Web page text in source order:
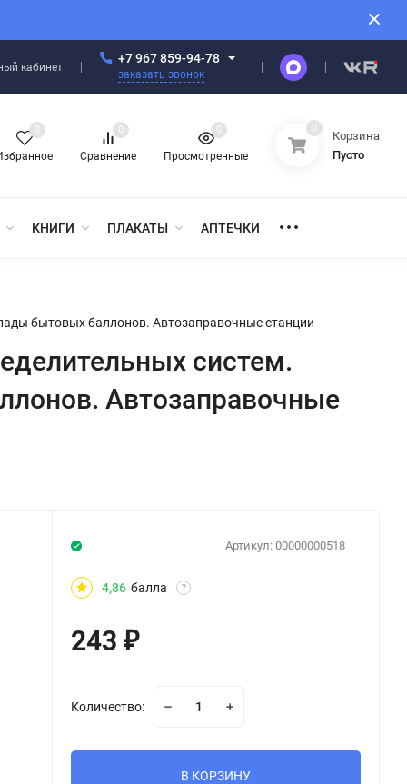
кабинет
+7 967 859-94-78
заказать звонок
0
Сравнение
0
Просмотренные
0 0
Корзина
Пусто
КНИГИ ПЛАКАТЫ АПТЕЧКИ
бытовых баллонов. Автозаправочные станции
систем.
Автозаправочные
Артикул: 00000000518
4,86 балла ?
243₽
Количество:
В КОРЗИНУ